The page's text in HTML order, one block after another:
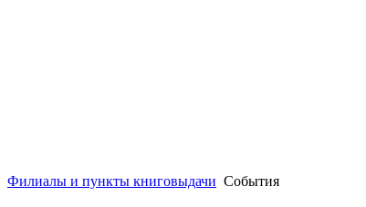
Филиалы и пункты книговыдачи События